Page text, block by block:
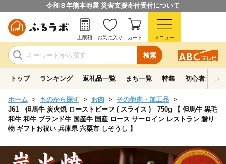
令和８年熊本地震 災害支援寄付受付について
検索
上限額 お気に入り カート メニュー
トップ ランキング 返礼品一覧 まち一覧 特集 初心者ガイド
ホーム ものから探す お肉
その他肉・加工品
J61 但馬牛 炭火焼 ローストビーフ ( スライス ) 750g 【 但馬牛 黒毛
和牛 和牛 ブランド牛 国産牛 国産 ロース サーロイン レストラン 贈り
物 ギフトお祝い 兵庫県 宍粟市 しそうし 】